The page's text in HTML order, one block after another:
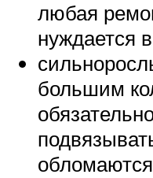
любая
нуждается
большим